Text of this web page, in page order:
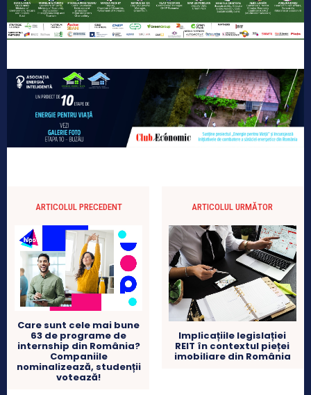
ARTICOLUL PRECEDENT
Care sunt cele mai bune
63 de programe de
internship din România?
Companiile
nominalizează, studenții
votează!
ARTICOLUL URMĂTOR
Implicațiile legislației
REIT în contextul pieței
imobiliare din România